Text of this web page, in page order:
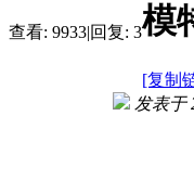
查看: 9933|回复: 3模
[复制
发表于